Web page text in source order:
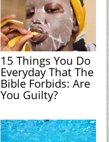
15 Things You Do
Everyday That The
Bible Forbids: Are
You Guilty?